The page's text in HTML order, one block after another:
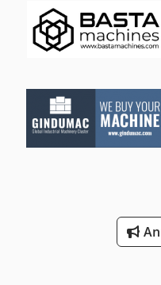
programvare. Det
dag. Levering er mulig
TRUMPF Djdpfx Ajy I Ak
1000 Årsmodell: 2023
mer informasjon.